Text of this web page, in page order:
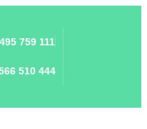
759 111
510 444